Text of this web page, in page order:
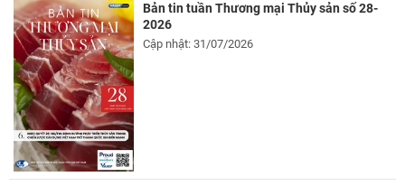
Bản tin tuần Thương mại Thủy sản số 28-
2026
Cập nhật: 31/07/2026